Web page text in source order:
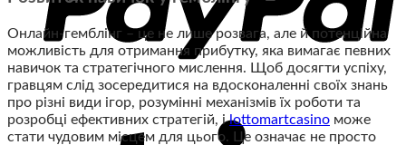
Онлайн-гемблінг – це не лише розвага, але й потенційна
можливість для отримання прибутку, яка вимагає певних
навичок та стратегічного мислення. Щоб досягти успіху,
гравцям слід зосередитися на вдосконаленні своїх знань
про різні види ігор, розумінні механізмів їх роботи та
розробці ефективних стратегій, іlottomartcasino може
стати чудовим місцем для цього. Це означає не просто